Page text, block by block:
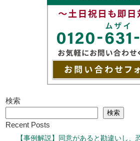
検索
検索
Recent Posts
【事例解説】同意があると勘違いし、